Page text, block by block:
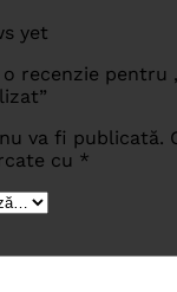
yet
recenzie pentru
va fi publicată.
cu *